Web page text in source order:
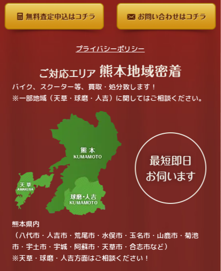
プライバシーポリシー
バイク、スクーター等、買取・処分致します！
※一部地域（天草・球磨・人吉）に関してはご相談ください。
熊本県内
（八代市・人吉市・荒尾市・水俣市・玉名市・山鹿市・菊池
市・宇土市・宇城・阿蘇市・天草市・合志市など）
※天草・球磨・人吉方面はご相談ください！